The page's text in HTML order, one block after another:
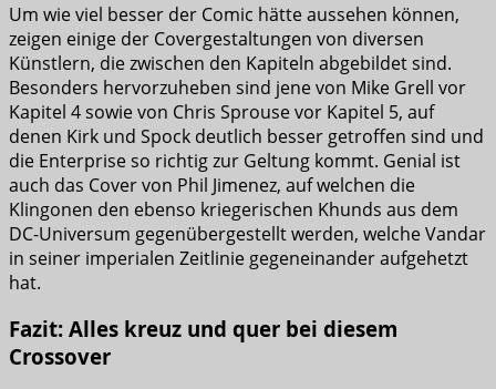
Um wie viel besser der Comic hätte aussehen können,
zeigen einige der Covergestaltungen von diversen
Künstlern, die zwischen den Kapiteln abgebildet sind.
Besonders hervorzuheben sind jene von Mike Grell vor
Kapitel 4 sowie von Chris Sprouse vor Kapitel 5, auf
denen Kirk und Spock deutlich besser getroffen sind und
die Enterprise so richtig zur Geltung kommt. Genial ist
auch das Cover von Phil Jimenez, auf welchen die
Klingonen den ebenso kriegerischen Khunds aus dem
DC-Universum gegenübergestellt werden, welche Vandar
in seiner imperialen Zeitlinie gegeneinander aufgehetzt
hat.
Fazit: Alles kreuz und quer bei diesem
Crossover